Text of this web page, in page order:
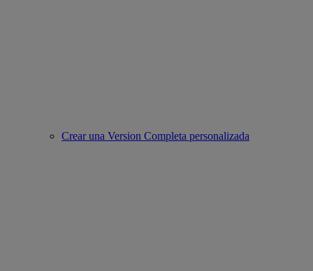
Crear una Version Completa personalizada